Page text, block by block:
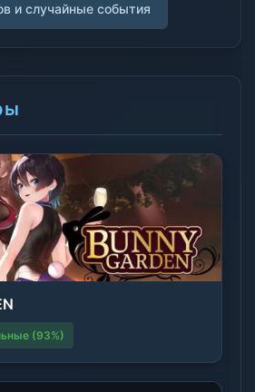
и случайные события
(93%)